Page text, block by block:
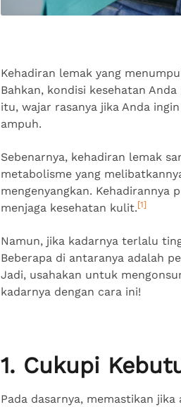
Kehadiran lemak yang
Bahkan, kondisi kesehatan
itu, wajar rasanya jika Anda
ampuh.
Sebenarnya, kehadiran lemak
metabolisme yang
mengenyangkan. Kehadirannya
menjaga kesehatan kulit.[1]
Namun, jika kadarnya terlalu
Beberapa di antaranya adalah
Jadi, usahakan untuk
kadarnya dengan cara ini!
1. Cukupi
Pada dasarnya, memastikan